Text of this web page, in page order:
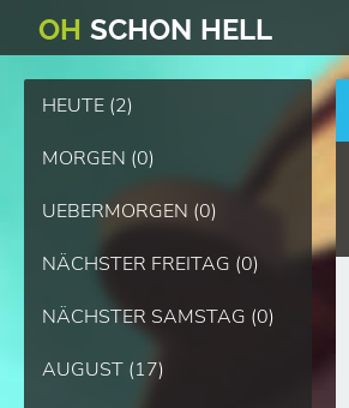
OH SCHON HELL
HEUTE (2)
MORGEN (0)
UEBERMORGEN (0)
NÄCHSTER FREITAG (0)
NÄCHSTER SAMSTAG (0)
AUGUST (17)